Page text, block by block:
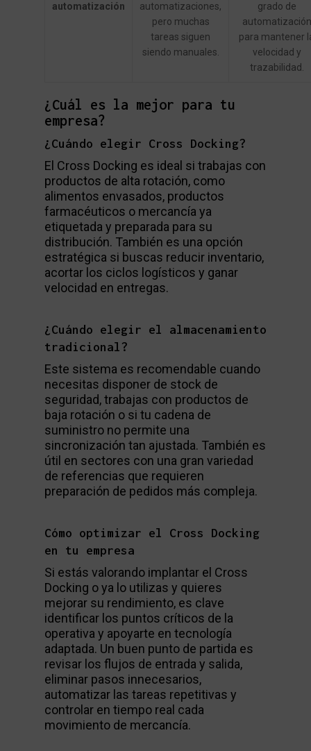
automatización
automatizaciones,
pero muchas
tareas siguen
siendo manuales.
grado de
automatización
para mantener
velocidad y
trazabilidad.
¿Cuál es la mejor para tu
empresa?
¿Cuándo elegir Cross Docking?
El Cross Docking es ideal si trabajas con
productos de alta rotación, como
alimentos envasados, productos
farmacéuticos o mercancía ya
etiquetada y preparada para su
distribución. También es una opción
estratégica si buscas reducir inventario,
acortar los ciclos logísticos y ganar
velocidad en entregas.
¿Cuándo elegir el almacenamiento
tradicional?
Este sistema es recomendable cuando
necesitas disponer de stock de
seguridad, trabajas con productos de
baja rotación o si tu cadena de
suministro no permite una
sincronización tan ajustada. También es
útil en sectores con una gran variedad
de referencias que requieren
preparación de pedidos más compleja.
Cómo optimizar el Cross Docking
en tu empresa
Si estás valorando implantar el Cross
Docking o ya lo utilizas y quieres
mejorar su rendimiento, es clave
identificar los puntos críticos de la
operativa y apoyarte en tecnología
adaptada. Un buen punto de partida es
revisar los flujos de entrada y salida,
eliminar pasos innecesarios,
automatizar las tareas repetitivas y
controlar en tiempo real cada
movimiento de mercancía.